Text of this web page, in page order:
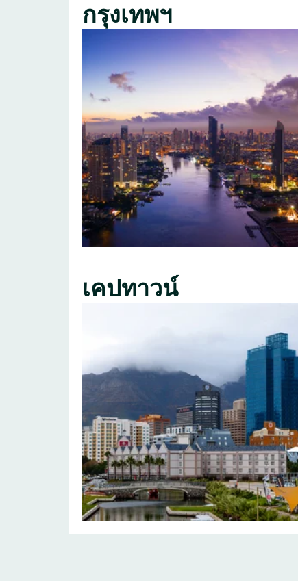
กรุงเทพฯ
เคปทาวน์